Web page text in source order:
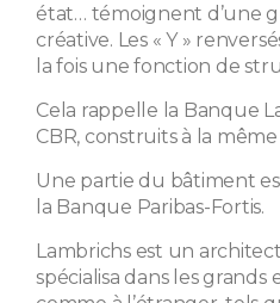
état… témoignent d’une
créative. Les « Y »
la fois une fonction de
Cela rappelle la Banque
CBR, construits à la
Une partie du bâtiment
la Banque Paribas-Fortis.
Lambrichs est un
spécialisa dans les